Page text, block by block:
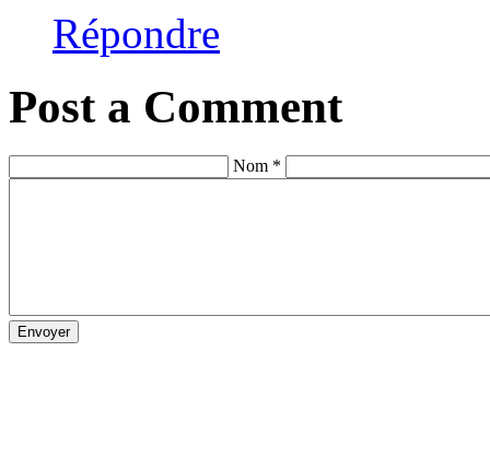
Répondre
Post a Comment
Nom *